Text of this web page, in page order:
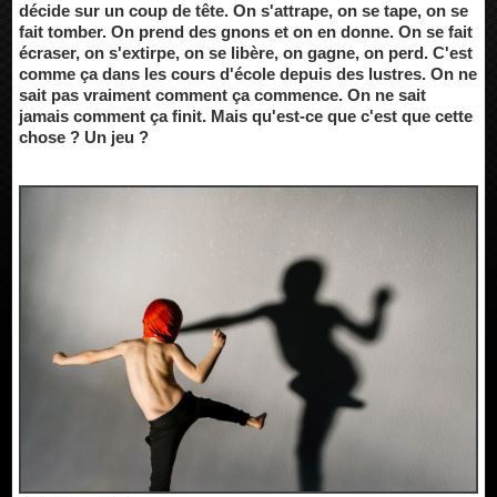
décide sur un coup de tête. On s'attrape, on se tape, on se
fait tomber. On prend des gnons et on en donne. On se fait
écraser, on s'extirpe, on se libère, on gagne, on perd. C'est
comme ça dans les cours d'école depuis des lustres. On ne
sait pas vraiment comment ça commence. On ne sait
jamais comment ça finit. Mais qu'est-ce que c'est que cette
chose ? Un jeu ?